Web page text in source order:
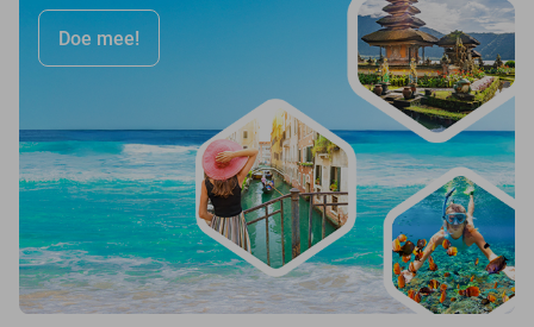
Doe mee!